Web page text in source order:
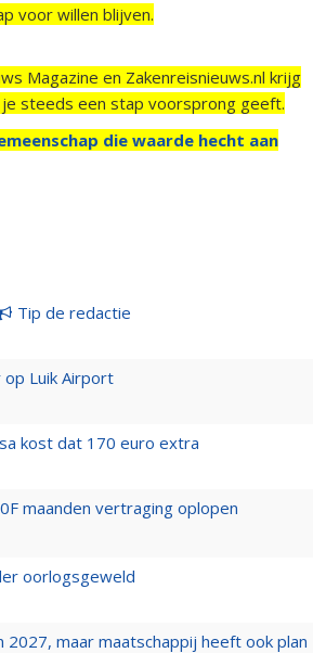
voor willen blijven.
Magazine en Zakenreisnieuws.nl krijg
steeds een stap voorsprong geeft.
die waarde hecht aan
Tip de redactie
op Luik Airport
kost dat 170 euro extra
maanden vertraging oplopen
oorlogsgeweld
maar maatschappij heeft ook plan